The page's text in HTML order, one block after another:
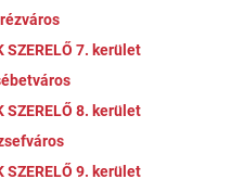
SZERELŐ 7. kerület
SZERELŐ 8. kerület
SZERELŐ 9. kerület